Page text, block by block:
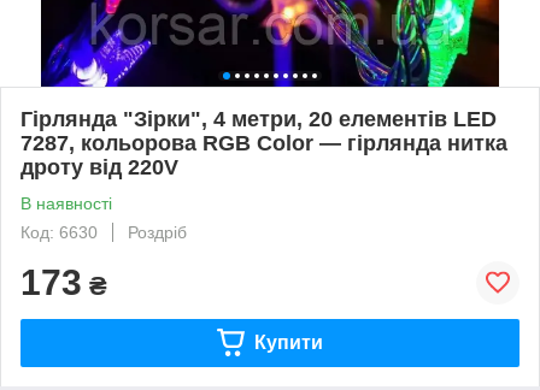
Гірлянда "Зірки", 4 метри, 20 елементів LED
7287, кольорова RGB Color — гірлянда нитка
дроту від 220V
В наявності
Код: 6630
Роздріб
173 ₴
Купити